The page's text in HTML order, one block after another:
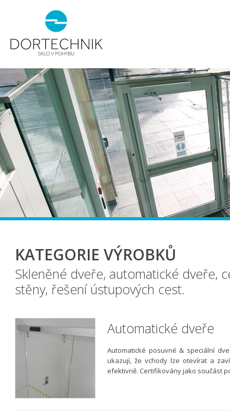
KATEGORIE VÝROBKŮ
Skleněné dveře, automatické dveře,
stěny, řešení ústupových cest.
Automatické dveře
Automatické posuvné & speciální
ukazují, že vchody lze otevírat a
efektivně. Certifikovány jako součást